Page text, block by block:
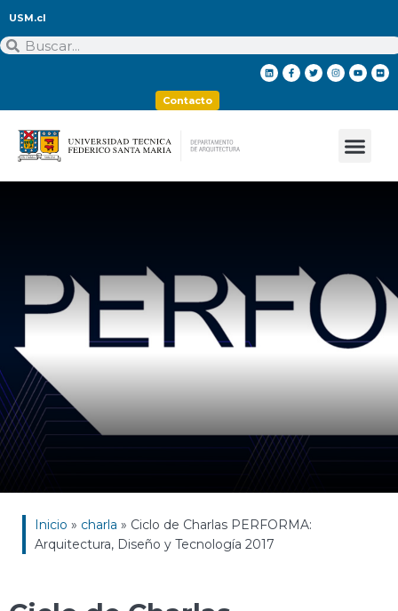
USM.cl
Contacto
Inicio » charla » Ciclo de Charlas PERFORMA:
Arquitectura, Diseño y Tecnología 2017